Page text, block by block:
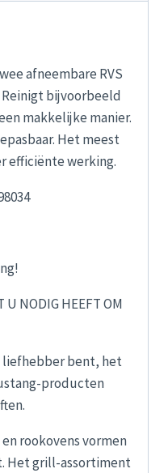
afneembare RVS
Reinigt bijvoorbeeld
makkelijke manier.
Het meest
efficiënte werking.
U NODIG HEEFT OM
liefhebber bent, het
producten
rookovens vormen
Het grill-assortiment